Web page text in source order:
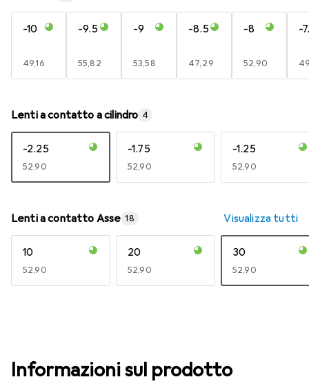
-10
EUR
49,16
-9.5
EUR
55,82
-9
EUR
53,58
-8.5
EUR
47,29
-8
EUR
52,90
-
Lenti a contatto a cilindro 4
-2.25
EUR
52,90
-1.75
EUR
52,90
-1.25
EUR
52,90
Lenti a contatto Asse 18 Visualizza tutti
10
EUR
52,90
20
EUR
52,90
30
EUR
52,90
Informazioni sul prodotto